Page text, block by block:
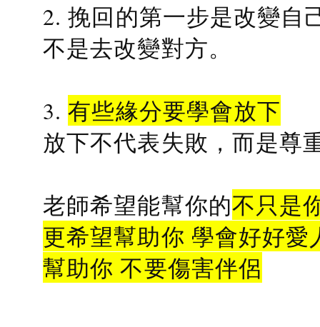
2. 挽回的第一步是改變自
不是去改變對方。
3.有些緣分要學會放下
放下不代表失敗，而是尊
老師希望能幫你的不只是
更希望幫助你 學會好好愛
幫助你 不要傷害伴侶